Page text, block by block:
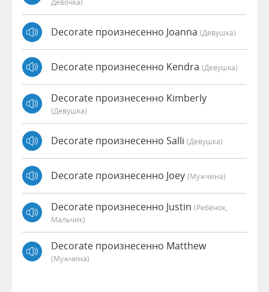
Decorate произнесенно Joanna (девушка)
Decorate произнесенно Kendra (девушка)
Decorate произнесенно Kimberly
(девушка)
Decorate произнесенно Salli (девушка)
Decorate произнесенно Joey (мужчина)
Decorate произнесенно Justin (Ребёнок,
Мальчик)
Decorate произнесенно Matthew
(мужчина)